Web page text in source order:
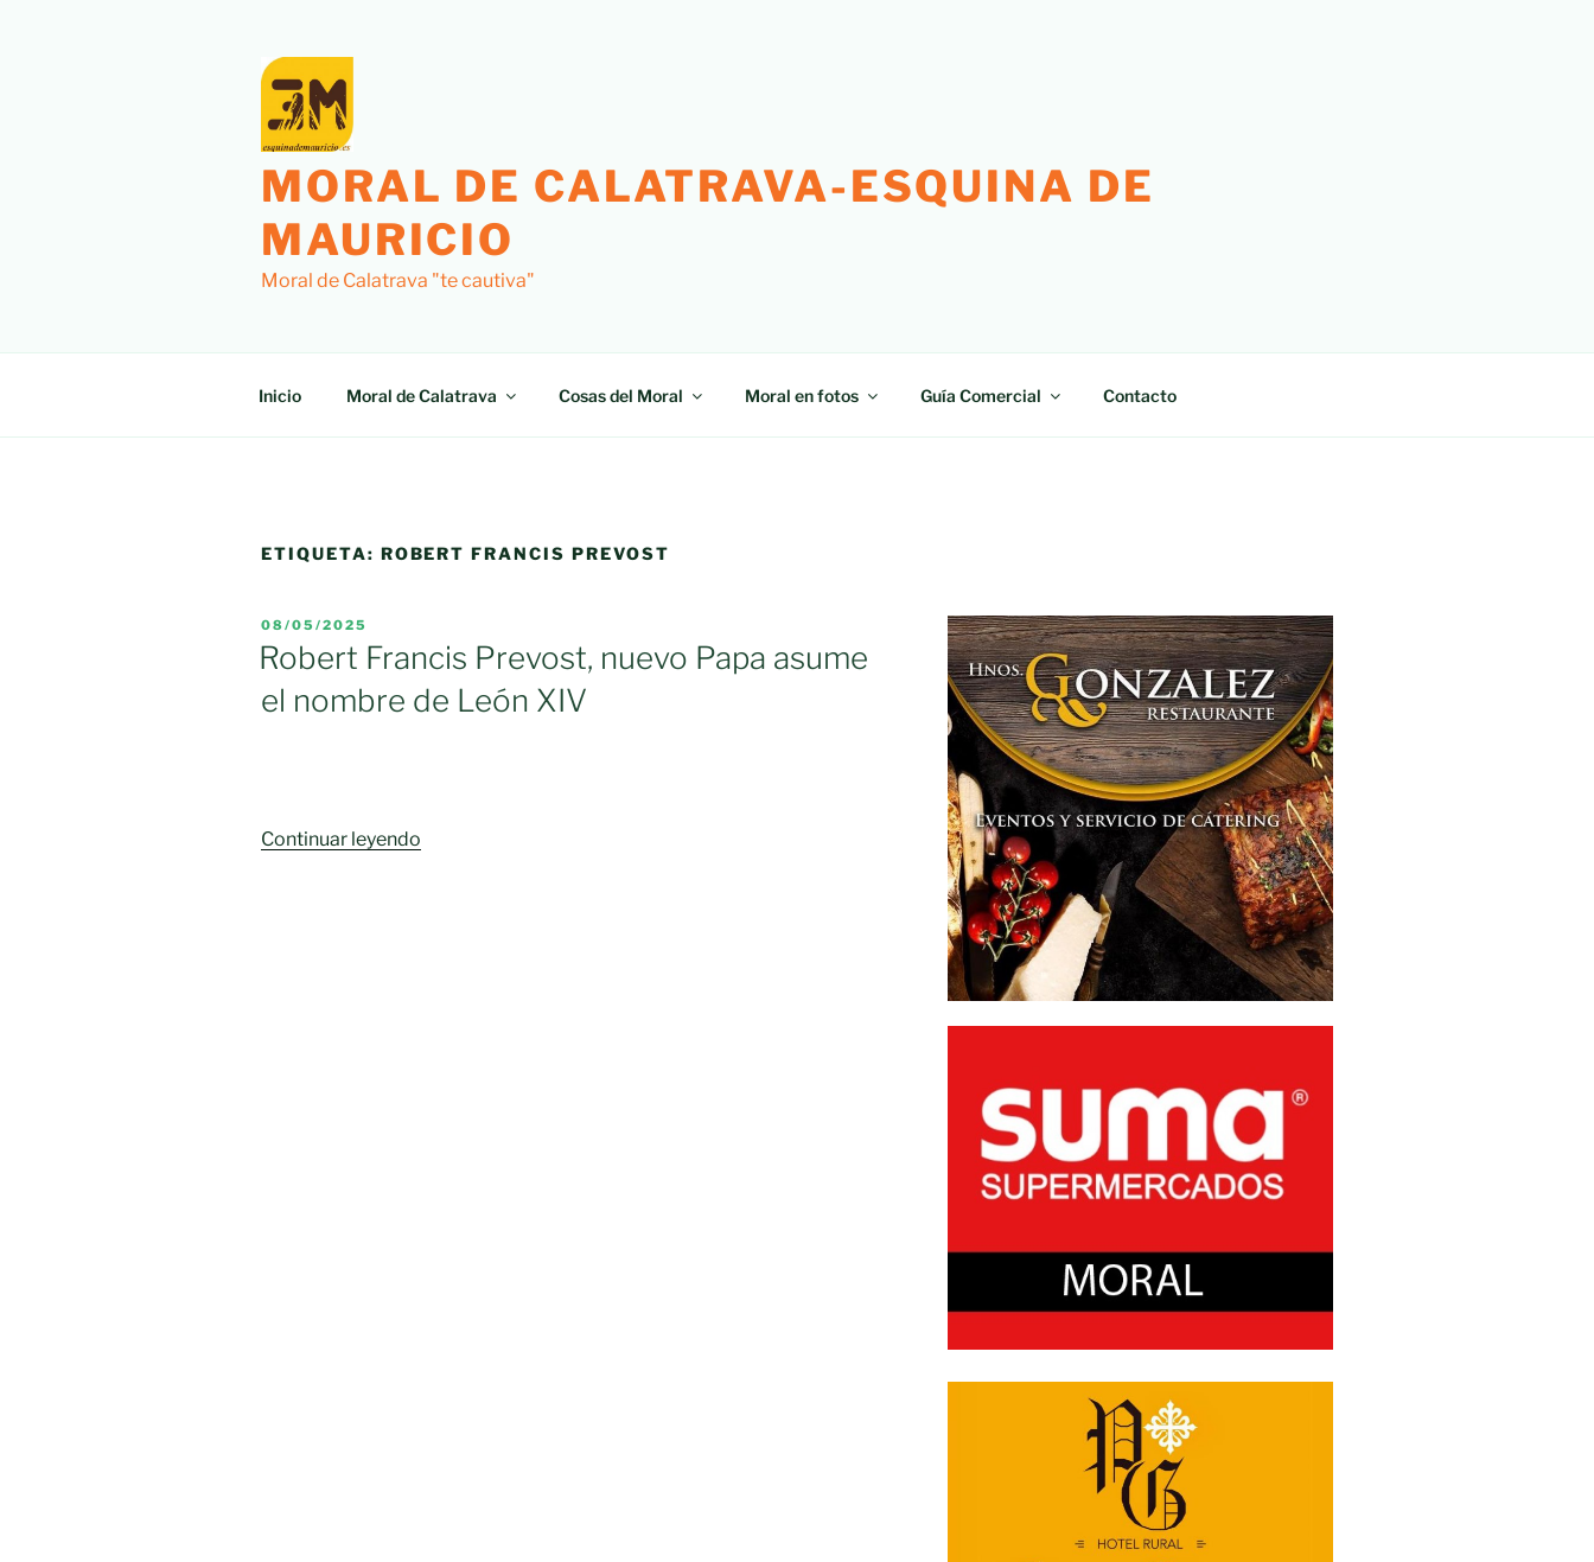
MORAL DE CALATRAVA-ESQUINA DE
MAURICIO
Moral de Calatrava "te cautiva"
Inicio Moral de Calatrava Cosas del Moral Moral en fotos Guía Comercial Contacto
ETIQUETA: ROBERT FRANCIS PREVOST
PUBLICADO
EL
08/05/2025
Robert Francis Prevost, nuevo Papa asume
el nombre de León XIV
Continuar leyendo